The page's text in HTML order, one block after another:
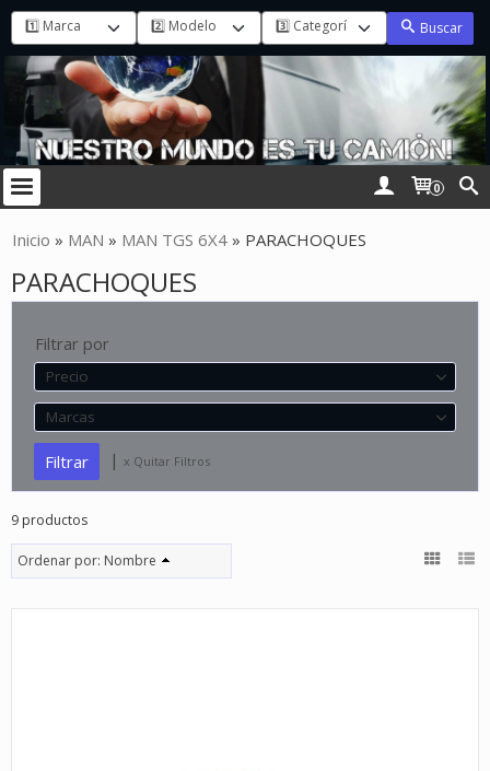
Buscar
0
Inicio » MAN » MAN TGS 6X4 » PARACHOQUES
PARACHOQUES
Filtrar por
Precio
Marcas
| x Quitar Filtros
9 productos
Ordenar por: Nombre